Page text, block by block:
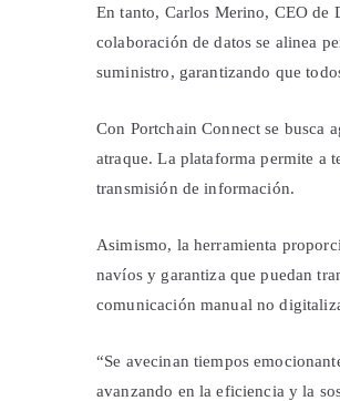
En tanto, Carlos Merino, CEO de
colaboración de datos se alinea
suministro, garantizando que
Con Portchain Connect se busca
atraque. La plataforma permite a
transmisión de información.
Asimismo, la herramienta
navíos y garantiza que puedan
comunicación manual no
“Se avecinan tiempos
avanzando en la eficiencia y la